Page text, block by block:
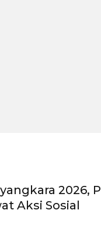
2026,
Aksi Sosial